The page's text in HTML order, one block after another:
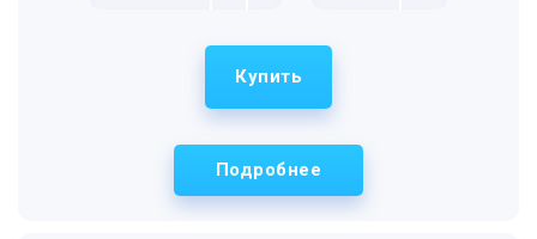
Подробнее
Купить